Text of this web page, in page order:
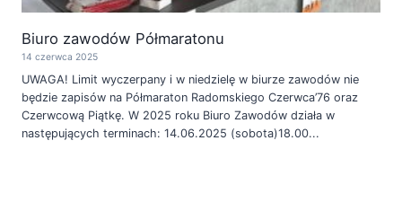
Biuro zawodów Półmaratonu
14 czerwca 2025
UWAGA! Limit wyczerpany i w niedzielę w biurze zawodów nie
będzie zapisów na Półmaraton Radomskiego Czerwca’76 oraz
Czerwcową Piątkę. W 2025 roku Biuro Zawodów działa w
następujących terminach: 14.06.2025 (sobota)18.00...